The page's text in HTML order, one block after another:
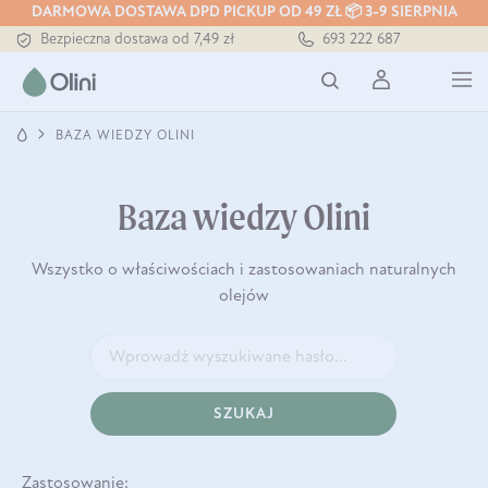
DARMOWA DOSTAWA DPD PICKUP OD 49 ZŁ 📦 3-9 SIERPNIA
Bezpieczna dostawa od 7,49 zł
Darmowa dostawa od 199 zł
Tłoczony zawsze na zimno
693 222 687
BAZA WIEDZY OLINI
Baza wiedzy Olini
Wszystko o właściwościach i zastosowaniach naturalnych
olejów
SZUKAJ
Zastosowanie: